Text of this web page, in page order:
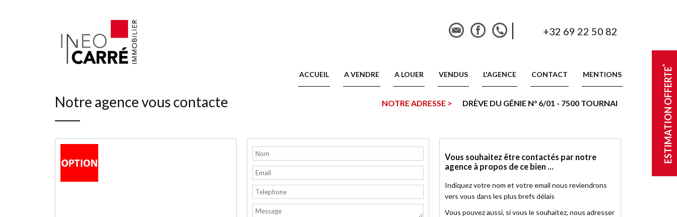
ESTIMATION OFFERTE
*
+32 69 22 50 82
ACCUEIL A VENDRE A LOUER VENDUS L'AGENCE CONTACT MENTIONS
Notre agence vous contacte NOTRE ADRESSE > DRÈVE DU GÉNIE N° 6/01 - 7500 TOURNAI
Vous souhaitez être contactés par notre
agence à propos de ce bien ...
Indiquez votre nom et votre email nous reviendrons
vers vous dans les plus brefs délais
Vous pouvez aussi, si vous le souhaitez, nous adresser